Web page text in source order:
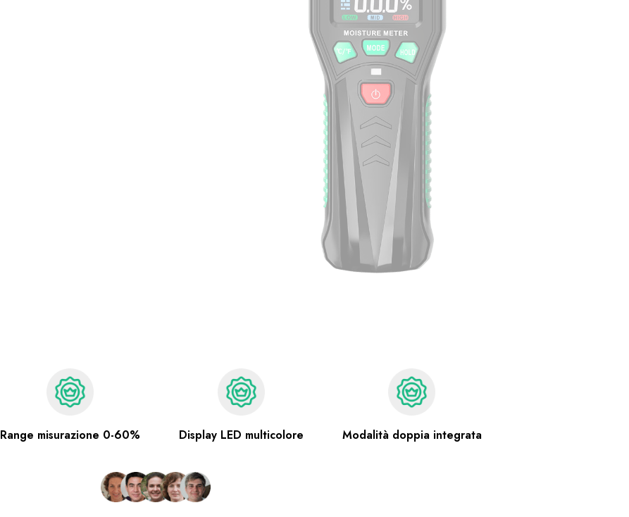
Range misurazione 0-60% Display LED multicolore Modalità doppia integrata